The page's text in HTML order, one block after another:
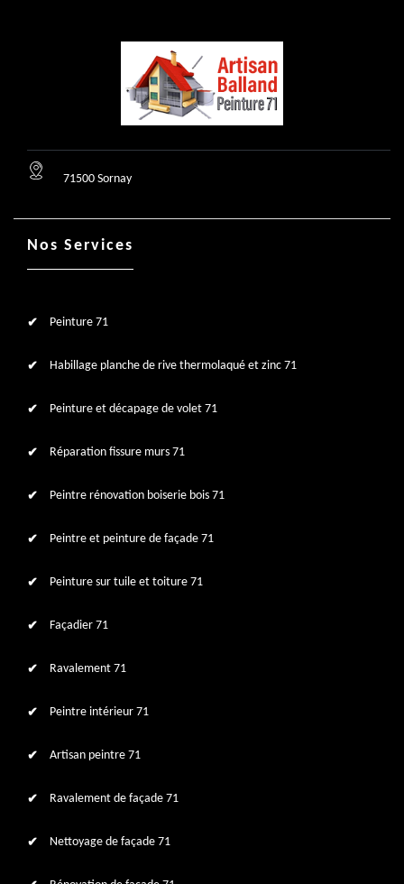
71500 Sornay
Nos Services
Peinture 71
Habillage planche de rive thermolaqué et zinc 71
Peinture et décapage de volet 71
Réparation fissure murs 71
Peintre rénovation boiserie bois 71
Peintre et peinture de façade 71
Peinture sur tuile et toiture 71
Façadier 71
Ravalement 71
Peintre intérieur 71
Artisan peintre 71
Ravalement de façade 71
Nettoyage de façade 71